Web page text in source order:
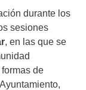
durante los
sesiones
, en las que se
de